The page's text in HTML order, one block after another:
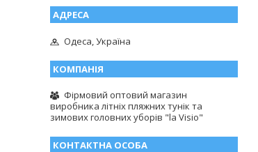
Одеса, Україна
Фірмовий оптовий магазин
виробника літніх пляжних тунік та
зимових головних уборів "la Visio"